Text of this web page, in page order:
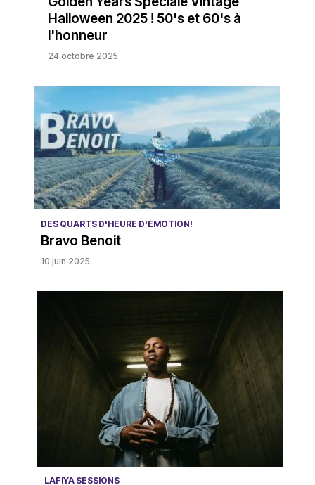
Halloween 2025 ! 50's et 60's à
l'honneur
24 octobre 2025
DES QUARTS D'HEURE D'ÉMOTION!
Bravo Benoit
10 juin 2025
LAFIYA SESSIONS